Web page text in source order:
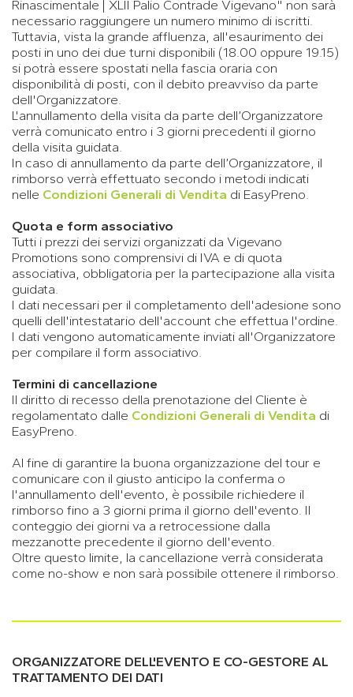
Rinascimentale | XLII Palio Contrade Vigevano" non sarà
necessario raggiungere un numero minimo di iscritti.
Tuttavia, vista la grande affluenza, all'esaurimento dei
posti in uno dei due turni disponibili (18.00 oppure 19.15)
si potrà essere spostati nella fascia oraria con
disponibilità di posti, con il debito preavviso da parte
dell'Organizzatore.
L'annullamento della visita da parte dell’Organizzatore
verrà comunicato entro i 3 giorni precedenti il giorno
della visita guidata.
In caso di annullamento da parte dell’Organizzatore, il
rimborso verrà effettuato secondo i metodi indicati
nelle Condizioni Generali di Vendita di EasyPreno.
Quota e form associativo
Tutti i prezzi dei servizi organizzati da Vigevano
Promotions sono comprensivi di IVA e di quota
associativa, obbligatoria per la partecipazione alla visita
guidata.
I dati necessari per il completamento dell'adesione sono
quelli dell'intestatario dell'account che effettua l'ordine.
I dati vengono automaticamente inviati all'Organizzatore
per compilare il form associativo.
Termini di cancellazione
Il diritto di recesso della prenotazione del Cliente è
regolamentato dalle Condizioni Generali di Vendita di
EasyPreno.
Al fine di garantire la buona organizzazione del tour e
comunicare con il giusto anticipo la conferma o
l'annullamento dell'evento, è possibile richiedere il
rimborso fino a 3 giorni prima il giorno dell'evento. Il
conteggio dei giorni va a retrocessione dalla
mezzanotte precedente il giorno dell'evento.
Oltre questo limite, la cancellazione verrà considerata
come no-show e non sarà possibile ottenere il rimborso.
ORGANIZZATORE DELL'EVENTO E CO-GESTORE AL
TRATTAMENTO DEI DATI